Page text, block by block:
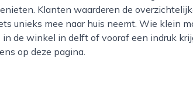
Klanten waarderen de
unieks mee naar huis neemt. Wie klein
de winkel in delft of vooraf een indruk
op deze pagina.